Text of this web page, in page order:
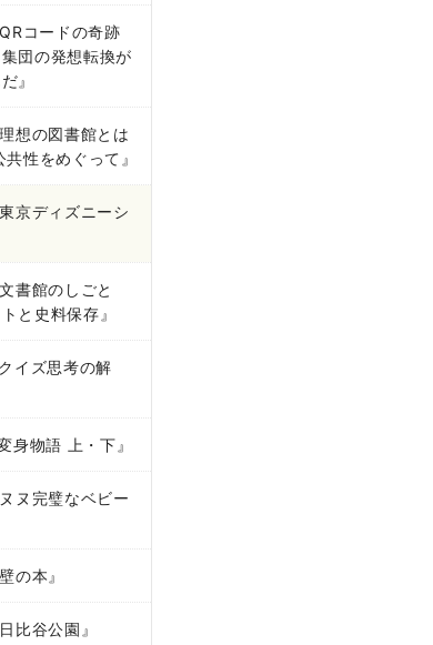
コードの奇跡
団の発想転換が
』
想の図書館とは
性をめぐって』
京ディズニーシ
書館のしごと
と史料保存』
イズ思考の解
身物語 上・下』
ヌ完璧なベビー
の本』
比谷公園』